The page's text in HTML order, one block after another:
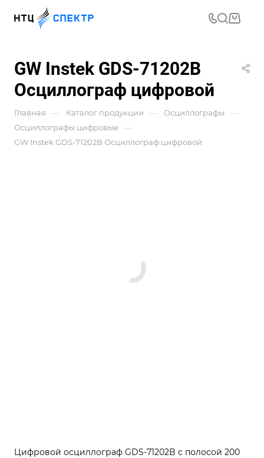
GW Instek GDS-71202B
Осциллограф цифровой
Главная — Каталог продукции — Осциллографы —
Осциллографы цифровые —
GW Instek GDS-71202B Осциллограф цифровой
Цифровой осциллограф GDS-71202B с полосой 200